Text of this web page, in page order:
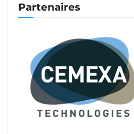
Trois modèles sont
monde avec un système
permettent une coupe à sec
donc de travailler en intérieur
Grâce à ce système,
respiratoires, garde son
travaille plus rapidement. De
Partenaires